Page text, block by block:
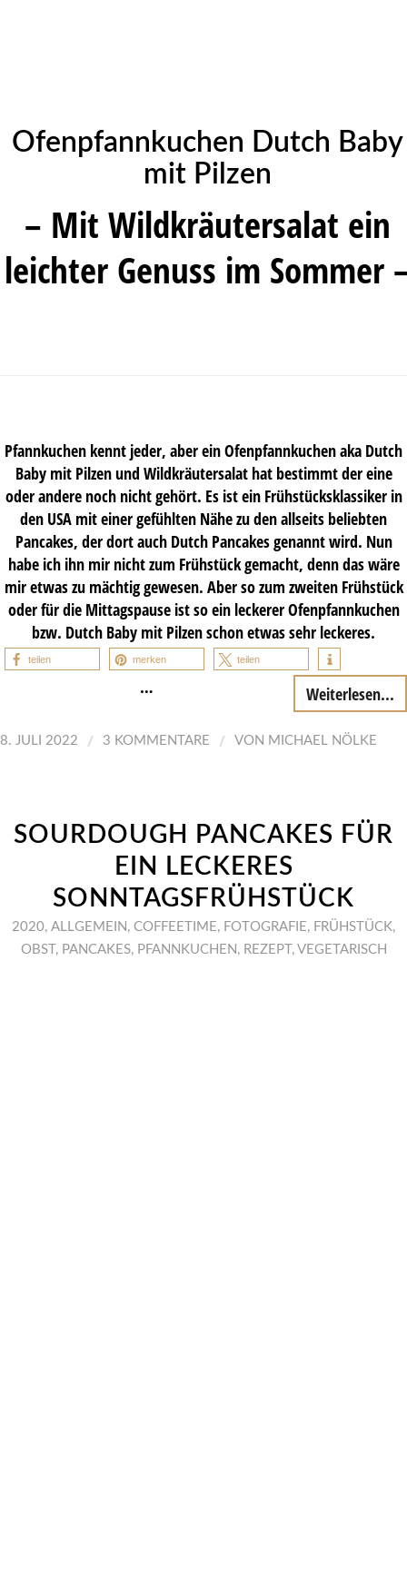
Ofenpfannkuchen Dutch Baby
mit Pilzen
– Mit Wildkräutersalat ein
leichter Genuss im Sommer
Pfannkuchen kennt jeder, aber ein Ofenpfannkuchen aka Dutch
Baby mit Pilzen und Wildkräutersalat hat bestimmt der eine
oder andere noch nicht gehört. Es ist ein Frühstücksklassiker in
den USA mit einer gefühlten Nähe zu den allseits beliebten
Pancakes, der dort auch Dutch Pancakes genannt wird. Nun
habe ich ihn mir nicht zum Frühstück gemacht, denn das wäre
mir etwas zu mächtig gewesen. Aber so zum zweiten Frühstück
oder für die Mittagspause ist so ein leckerer Ofenpfannkuchen
bzw. Dutch Baby mit Pilzen schon etwas sehr leckeres.
teilen merken teilen
… Weiterlesen...
8. JULI 2022 / 3 KOMMENTARE / VON MICHAEL NÖLKE
SOURDOUGH PANCAKES FÜR
EIN LECKERES
SONNTAGSFRÜHSTÜCK
2020, ALLGEMEIN , COFFEETIME, FOTOGRAFIE, FRÜHSTÜCK,
OBST, PANCAKES, PFANNKUCHEN , REZEPT, VEGETARISCH